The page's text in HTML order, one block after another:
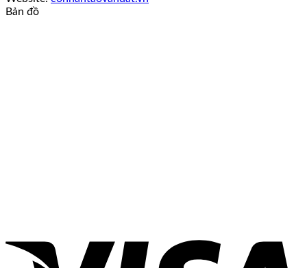
Bản đồ